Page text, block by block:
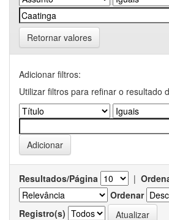
Retornar valores
Adicionar filtros:
Utilizar filtros para refinar o resultado
Resultados/Página |
Ordenar
Registro(s)